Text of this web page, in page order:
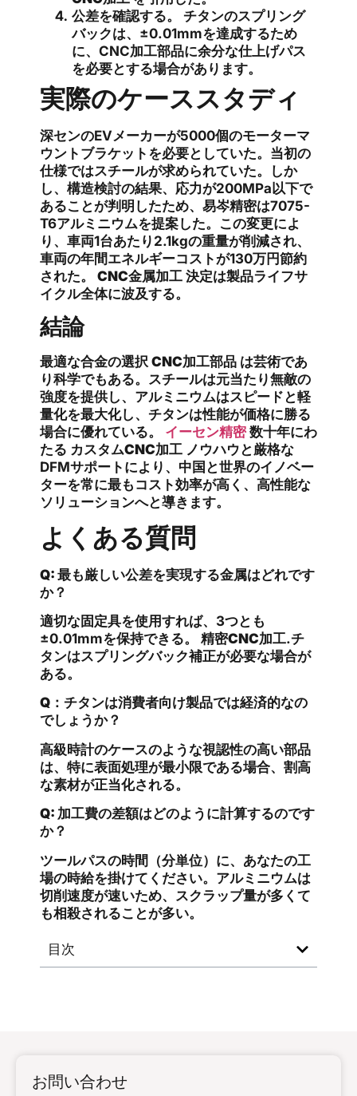
目次
公差を確認する。
チタンのスプリング
バックは、±0.01mmを達成するため
に、CNC加工部品に余分な仕上げパス
を必要とする場合があります。
実際のケーススタディ
深センのEVメーカーが5000個のモーターマ
ウントブラケットを必要としていた。当初の
仕様ではスチールが求められていた。しか
し、構造検討の結果、応力が200MPa以下で
あることが判明したため、易岑精密は7075-
T6アルミニウムを提案した。この変更によ
り、車両1台あたり2.1kgの重量が削減され、
車両の年間エネルギーコストが130万円節約
された。 CNC金属加工 決定は製品ライフサ
イクル全体に波及する。
結論
最適な合金の選択 CNC加工部品 は芸術であ
り科学でもある。スチールは元当たり無敵の
強度を提供し、アルミニウムはスピードと軽
量化を最大化し、チタンは性能が価格に勝る
場合に優れている。 イーセン精密数十年にわ
たる カスタムCNC加工 ノウハウと厳格な
DFMサポートにより、中国と世界のイノベー
ターを常に最もコスト効率が高く、高性能な
ソリューションへと導きます。
よくある質問
Q: 最も厳しい公差を実現する金属はどれです
か？
適切な固定具を使用すれば、3つとも
±0.01mmを保持できる。 精密CNC加工.チ
タンはスプリングバック補正が必要な場合が
ある。
Q：チタンは消費者向け製品では経済的なの
でしょうか？
高級時計のケースのような視認性の高い部品
は、特に表面処理が最小限である場合、割高
な素材が正当化される。
Q: 加工費の差額はどのように計算するのです
か？
ツールパスの時間（分単位）に、あなたの工
場の時給を掛けてください。アルミニウムは
切削速度が速いため、スクラップ量が多くて
も相殺されることが多い。
お問い合わせ